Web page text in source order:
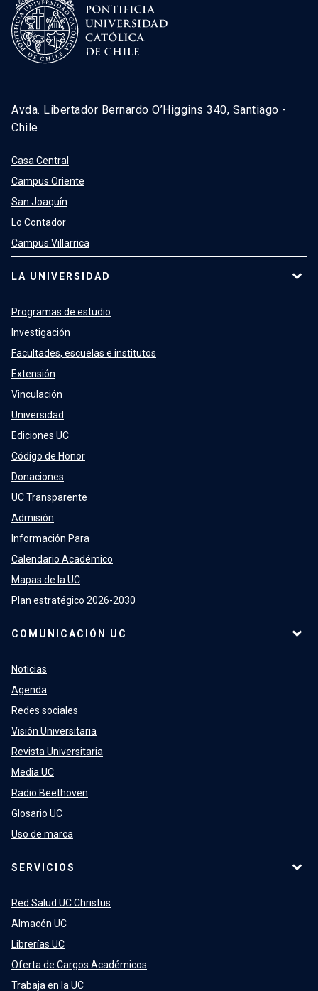
Avda. Libertador Bernardo O’Higgins 340, Santiago -
Chile
Casa Central
Campus Oriente
San Joaquín
Lo Contador
Campus Villarrica
LA UNIVERSIDAD
Programas de estudio
Investigación
Facultades, escuelas e institutos
Extensión
Vinculación
Universidad
Ediciones UC
Código de Honor
Donaciones
UC Transparente
Admisión
Información Para
Calendario Académico
Mapas de la UC
Plan estratégico 2026-2030
COMUNICACIÓN UC
Noticias
Agenda
Redes sociales
Visión Universitaria
Revista Universitaria
Media UC
Radio Beethoven
Glosario UC
Uso de marca
SERVICIOS
Red Salud UC Christus
Almacén UC
Librerías UC
Oferta de Cargos Académicos
Trabaja en la UC